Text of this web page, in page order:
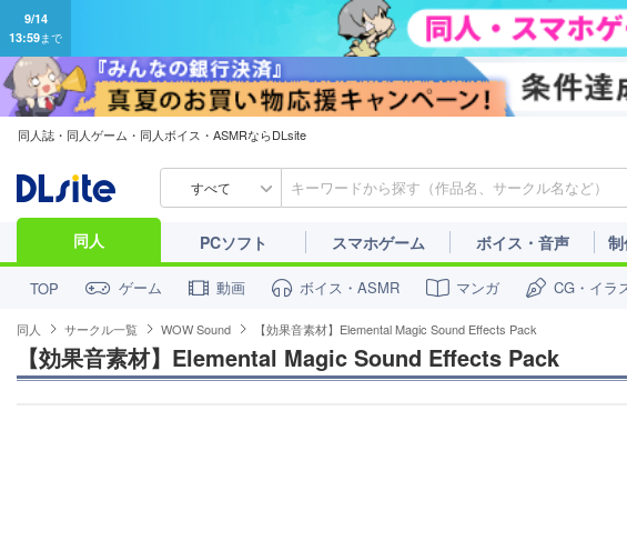
9/14
13:59まで
同人誌・同人ゲーム・同人ボイス・ASMRならDLsite
すべて
同人 PCソフト スマホゲーム ボイス・音声
TOP ゲーム 動画 ボイス・ASMR マンガ CG・イラ
同人 サークル一覧 WOW Sound 【効果音素材】Elemental Magic Sound Effects Pack
【効果音素材】Elemental Magic Sound Effects Pack